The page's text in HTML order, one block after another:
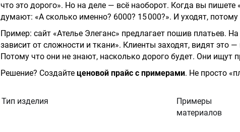
что это дорого». Но на деле — всё наоборот. Когда вы пишете
думают: «А сколько именно? 6000? 15 000?». И уходят,
Пример: сайт «Ателье Элеганс» предлагает пошив платьев.
зависит от сложности и ткани». Клиенты заходят, видят это
Потому что они не знают, насколько дорого будет. Они ищут
Решение? Создайте ценовой прайс с примерами. Не просто
Тип изделия
Примеры
материалов